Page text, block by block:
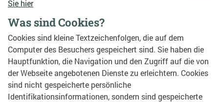
Sie hier
Was sind Cookies?
Cookies sind kleine Textzeichenfolgen, die auf dem
Computer des Besuchers gespeichert sind. Sie haben die
Hauptfunktion, die Navigation und den Zugriff auf die von
der Webseite angebotenen Dienste zu erleichtern. Cookies
sind nicht gespeicherte persönliche
Identifikationsinformationen, sondern sind gespeicherte